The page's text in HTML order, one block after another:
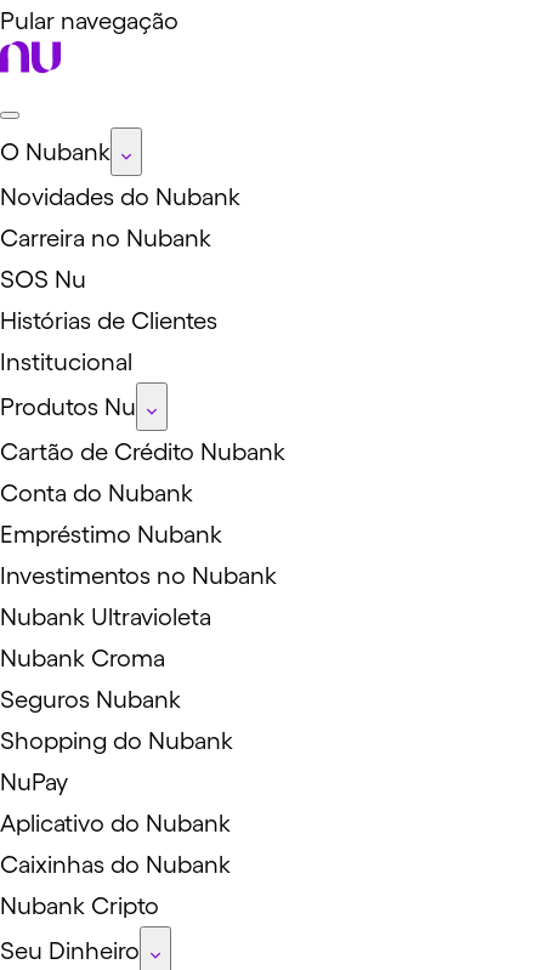
Pular navegação
O Nubank
Novidades do Nubank
Carreira no Nubank
SOS Nu
Histórias de Clientes
Institucional
Produtos Nu
Cartão de Crédito Nubank
Conta do Nubank
Empréstimo Nubank
Investimentos no Nubank
Nubank Ultravioleta
Nubank Croma
Seguros Nubank
Shopping do Nubank
NuPay
Aplicativo do Nubank
Caixinhas do Nubank
Nubank Cripto
Seu Dinheiro